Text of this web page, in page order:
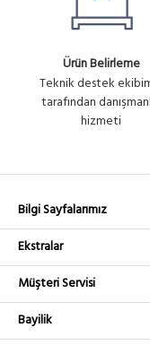
Ürün Belirleme
Teknik destek
tarafından
hizmeti
Bilgi Sayfalarımız
Ekstralar
Müşteri Servisi
Bayilik